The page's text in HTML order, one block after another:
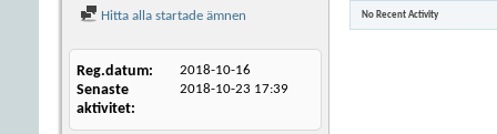
Hitta alla startade ämnen
Reg.datum 2018-10-16
Senaste
aktivitet
2018-10-23 17:39
No Recent Activity